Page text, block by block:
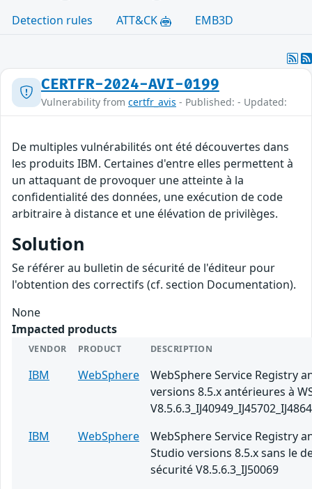
Detection rules
ATT&CK EMB3D
CERTFR-2024-AVI-0199
Vulnerability from certfr_avis - Published: - Updated:
De multiples vulnérabilités ont été découvertes dans
les produits IBM. Certaines d'entre elles permettent à
un attaquant de provoquer une atteinte à la
confidentialité des données, une exécution de code
arbitraire à distance et une élévation de privilèges.
Solution
Se référer au bulletin de sécurité de l'éditeur pour
l'obtention des correctifs (cf. section Documentation).
None
Impacted products
VENDOR PRODUCT DESCRIPTION
IBM WebSphere
WebSphere Service Registry
versions 8.5.x antérieures à
IBM
WebSphere
WebSphere Service Registry
Studio versions 8.5.x sans le
sécurité V8.5.6.3_IJ50069